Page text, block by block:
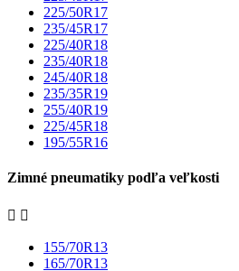
225/50R17
235/45R17
225/40R18
235/40R18
245/40R18
235/35R19
255/40R19
225/45R18
195/55R16
Zimné pneumatiky podľa veľkosti
 
155/70R13
165/70R13